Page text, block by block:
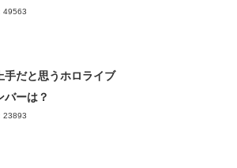
49563
手だと思うホロライブ
バーは？
23893